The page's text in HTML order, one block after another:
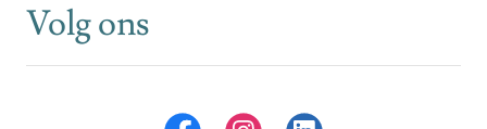
Volg ons